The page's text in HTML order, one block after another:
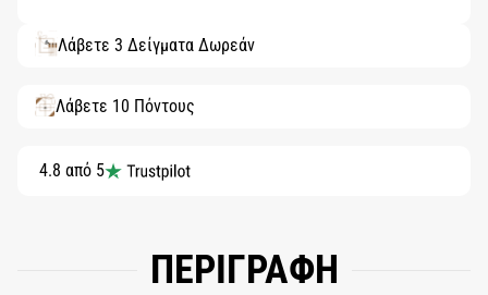
Λάβετε 3 Δείγματα Δωρεάν
Λάβετε 10 Πόντους
4.8 από 5
ΠΕΡΙΓΡΑΦΗ